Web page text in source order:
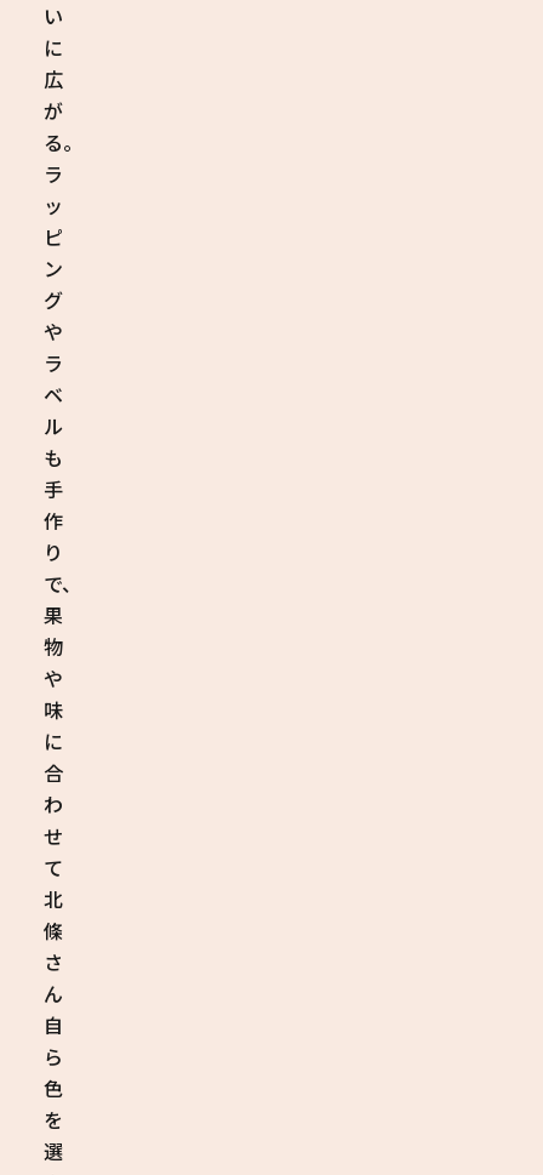
い
に
広
が
る。
ラ
ッ
ピ
ン
グ
や
ラ
ベ
ル
も
手
作
り
で、
果
物
や
味
に
合
わ
せ
て
北
條
さ
ん
自
ら
色
を
選